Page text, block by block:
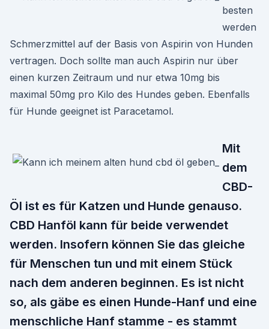
besten
werden
Schmerzmittel auf der Basis von Aspirin von Hunden
vertragen. Doch sollte man auch Aspirin nur über
einen kurzen Zeitraum und nur etwa 10mg bis
maximal 50mg pro Kilo des Hundes geben. Ebenfalls
für Hunde geeignet ist Paracetamol.
Mit
dem
CBD-
Öl ist es für Katzen und Hunde genauso.
CBD Hanföl kann für beide verwendet
werden. Insofern können Sie das gleiche
für Menschen tun und mit einem Stück
nach dem anderen beginnen. Es ist nicht
so, als gäbe es einen Hunde-Hanf und eine
menschliche Hanf stamme - es stammt